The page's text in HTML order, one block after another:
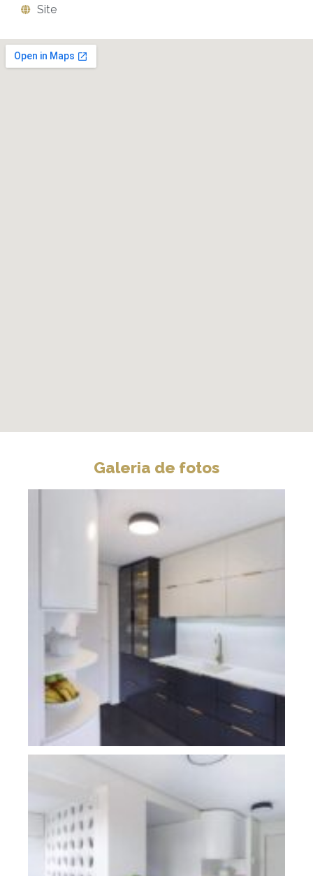
Site
Galeria de fotos